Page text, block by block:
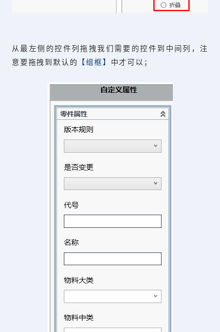
从最左侧的控件列拖拽我们需要的控件到中间列，注
意要拖拽到默认的 【组框】 中才可以；